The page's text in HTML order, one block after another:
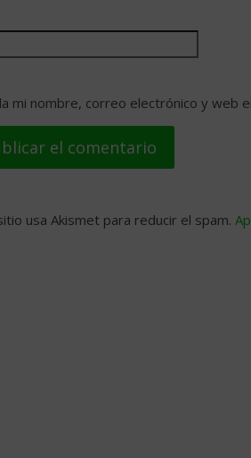
mi nombre, correo electrónico y web
usa Akismet para reducir el spam.